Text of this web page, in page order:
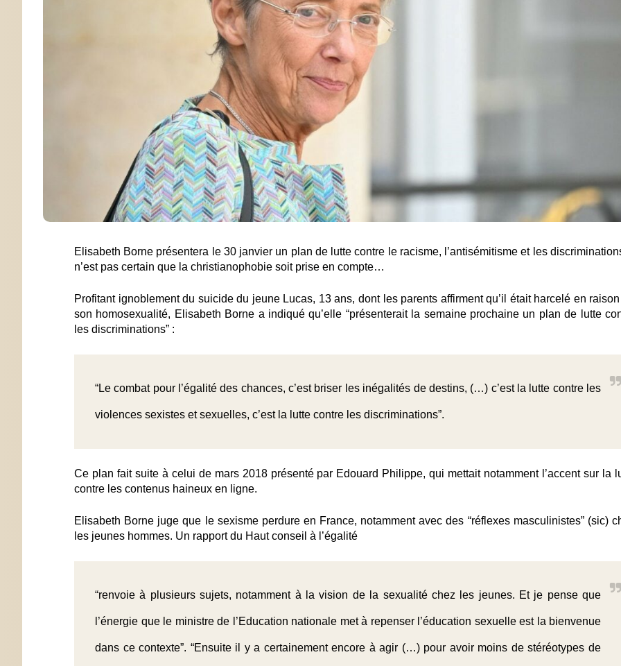
Elisabeth Borne présentera le 30 janvier un plan de lutte contre le racisme, l’antisémitisme et les
n’est pas certain que la christianophobie soit prise en compte…
Profitant ignoblement du suicide du jeune Lucas, 13 ans, dont les parents affirment qu’il était harcelé en
son homosexualité, Elisabeth Borne a indiqué qu’elle “présenterait la semaine prochaine un plan de lutte
les discriminations” :
“Le combat pour l’égalité des chances, c’est briser les inégalités de destins, (…) c’est la lutte contre les
violences sexistes et sexuelles, c’est la lutte contre les discriminations”.
Ce plan fait suite à celui de mars 2018 présenté par Edouard Philippe, qui mettait notamment l’accent sur la
contre les contenus haineux en ligne.
Elisabeth Borne juge que le sexisme perdure en France, notamment avec des “réflexes masculinistes” (sic)
les jeunes hommes. Un rapport du Haut conseil à l’égalité
“renvoie à plusieurs sujets, notamment à la vision de la sexualité chez les jeunes. Et je pense que
l’énergie que le ministre de l’Education nationale met à repenser l’éducation sexuelle est la bienvenue
dans ce contexte”. “Ensuite il y a certainement encore à agir (…) pour avoir moins de stéréotypes de